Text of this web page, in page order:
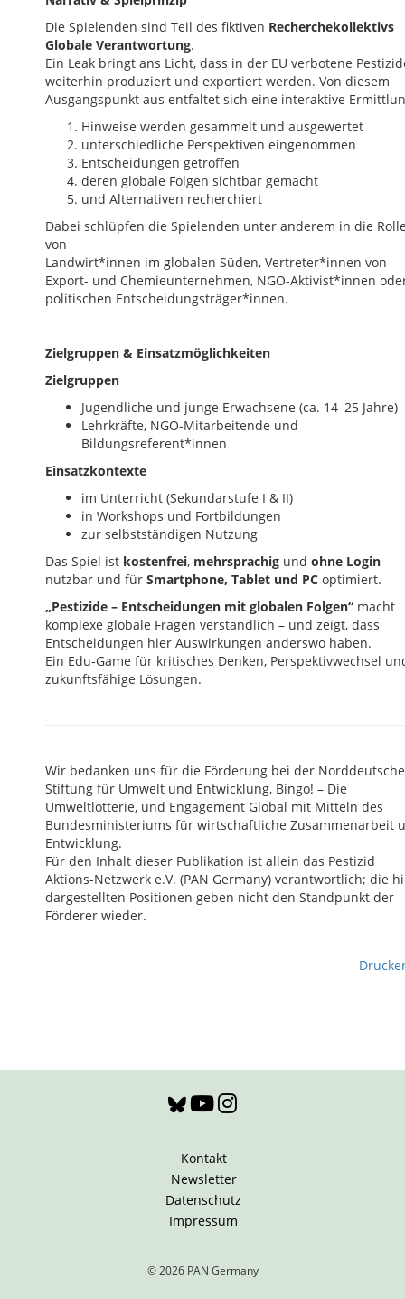
Die Spielenden sind Teil des fiktiven Recherchekollektivs
Globale Verantwortung.
Ein Leak bringt ans Licht, dass in der EU verbotene
weiterhin produziert und exportiert werden. Von diesem
Ausgangspunkt aus entfaltet sich eine interaktive
Hinweise werden gesammelt und ausgewertet
unterschiedliche Perspektiven eingenommen
Entscheidungen getroffen
deren globale Folgen sichtbar gemacht
und Alternativen recherchiert
Dabei schlüpfen die Spielenden unter anderem in die
von
Landwirt*innen im globalen Süden, Vertreter*innen von
Export- und Chemieunternehmen, NGO-Aktivist*innen
politischen Entscheidungsträger*innen.
Zielgruppen & Einsatzmöglichkeiten
Zielgruppen
Jugendliche und junge Erwachsene (ca. 14–25 Jahre)
Lehrkräfte, NGO-Mitarbeitende und
Bildungsreferent*innen
Einsatzkontexte
im Unterricht (Sekundarstufe I & II)
in Workshops und Fortbildungen
zur selbstständigen Nutzung
Das Spiel ist kostenfrei, mehrsprachig und ohne Login
nutzbar und für Smartphone, Tablet und PC optimiert.
„Pestizide – Entscheidungen mit globalen Folgen“ macht
komplexe globale Fragen verständlich – und zeigt, dass
Entscheidungen hier Auswirkungen anderswo haben.
Ein Edu-Game für kritisches Denken, Perspektivwechsel
zukunftsfähige Lösungen.
Wir bedanken uns für die Förderung bei der
Stiftung für Umwelt und Entwicklung, Bingo! – Die
Umweltlotterie, und Engagement Global mit Mitteln des
Bundesministeriums für wirtschaftliche Zusammenarbeit
Entwicklung.
Für den Inhalt dieser Publikation ist allein das Pestizid
Aktions-Netzwerk e.V. (PAN Germany) verantwortlich; die
dargestellten Positionen geben nicht den Standpunkt der
Förderer wieder.
Kontakt
Newsletter
Datenschutz
Impressum
© 2026 PAN Germany